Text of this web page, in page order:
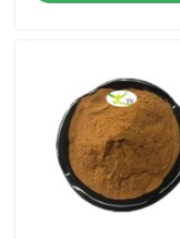
Produkte
Über uns